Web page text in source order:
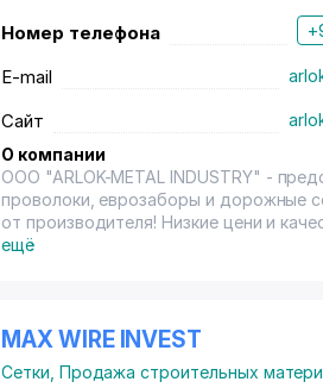
Номер телефона
E-mail
Сайт
О компании
OOO "ARLOK-METAL INDUSTRY" -
проволоки, еврозаборы и дорожные сетки в больших объёмах. -Еврозабор -Евросетка -3Д панели
от производителя! Низкие цени и
металлоконструкции. Наши
Так же возможно исполнение в
ещё
MAX WIRE INVEST
Сетки Продажа строительных